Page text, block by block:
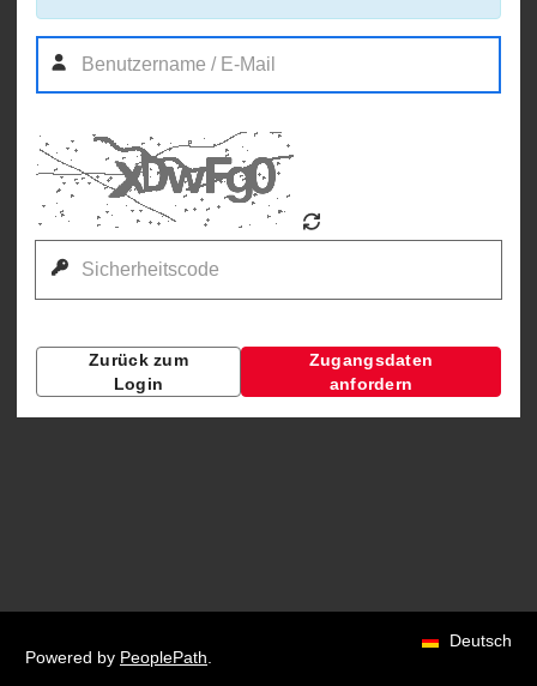
Zugangsdaten
anfordern
Zurück zum
Login
Deutsch
Powered by PeoplePath